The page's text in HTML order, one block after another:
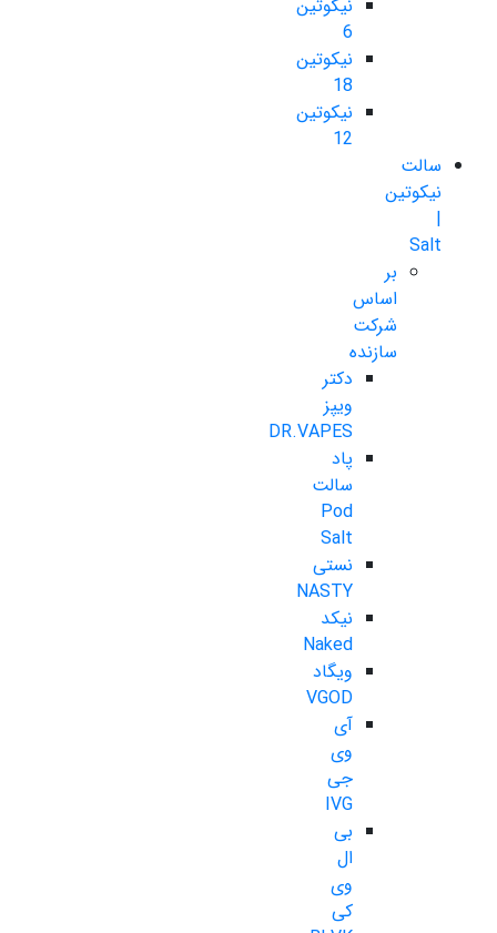
نیکوتین
6
نیکوتین
18
نیکوتین
12
سالت
نیکوتین
|
Salt
بر
اساس
شرکت
سازنده
دکتر
ویپز
DR.VAPES
پاد
سالت
Pod
Salt
نستی
NASTY
نیکد
Naked
ویگاد
VGOD
آی
وی
جی
IVG
بی
ال
وی
کی